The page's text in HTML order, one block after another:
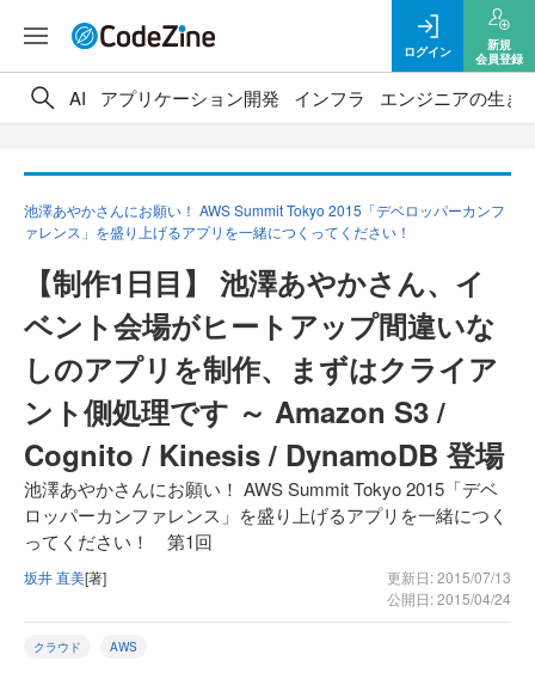
ログイン
新規
会員登録
AI アプリケーション開発 インフラ エンジニアの生き
池澤あやかさんにお願い！ AWS Summit Tokyo 2015「デベロッパーカンフ
ァレンス」を盛り上げるアプリを一緒につくってください！
【制作1日目】 池澤あやかさん、イ
ベント会場がヒートアップ間違いな
しのアプリを制作、まずはクライア
ント側処理です ～ Amazon S3 /
Cognito / Kinesis / DynamoDB 登場
池澤あやかさんにお願い！ AWS Summit Tokyo 2015「デベ
ロッパーカンファレンス」を盛り上げるアプリを一緒につく
ってください！ 第1回
坂井 直美[著]
更新日: 2015/07/13
公開日: 2015/04/24
クラウド AWS